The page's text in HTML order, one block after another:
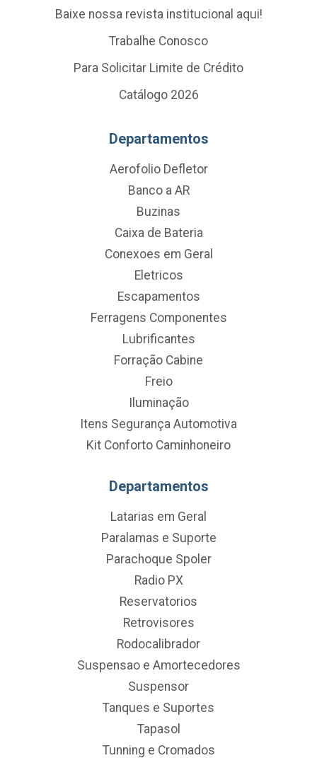
Baixe nossa revista institucional aqui!
Trabalhe Conosco
Para Solicitar Limite de Crédito
Catálogo 2026
Departamentos
Aerofolio Defletor
Banco a AR
Buzinas
Caixa de Bateria
Conexoes em Geral
Eletricos
Escapamentos
Ferragens Componentes
Lubrificantes
Forração Cabine
Freio
Iluminação
Itens Segurança Automotiva
Kit Conforto Caminhoneiro
Departamentos
Latarias em Geral
Paralamas e Suporte
Parachoque Spoler
Radio PX
Reservatorios
Retrovisores
Rodocalibrador
Suspensao e Amortecedores
Suspensor
Tanques e Suportes
Tapasol
Tunning e Cromados